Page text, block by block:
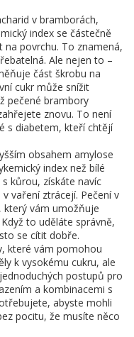
v bramborách,
index se částečně
na povrchu. To znamená,
Ale nejen to –
část škrobu na
cukr může snížit
pečené brambory
znovu. To není
s diabetem, kteří chtějí
obsahem amylose
index než bílé
kůrou, získáte navíc
vaření ztrácejí. Pečení v
vám umožňuje
to uděláte správně,
se cítit dobře.
které vám pomohou
k vysokému cukru, ale
postupů pro
a kombinacemi s
abyste mohli
pocitu, že musíte něco